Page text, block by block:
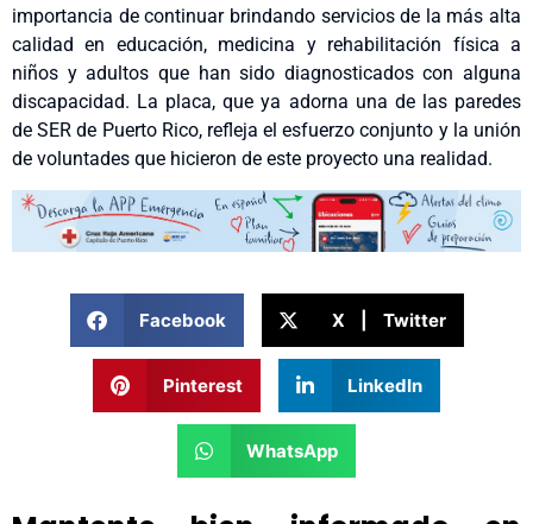
importancia de continuar brindando servicios de la más alta
calidad en educación, medicina y rehabilitación física a
niños y adultos que han sido diagnosticados con alguna
discapacidad. La placa, que ya adorna una de las paredes
de SER de Puerto Rico, refleja el esfuerzo conjunto y la unión
de voluntades que hicieron de este proyecto una realidad.
Facebook X | Twitter
Pinterest LinkedIn
WhatsApp